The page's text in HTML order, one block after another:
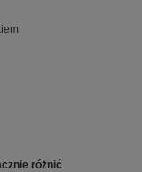
różnić